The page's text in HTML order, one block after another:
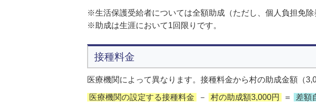
※生活保護受給者については全額助成（ただし、個人負担免除
※助成は生涯において1回限りです。
接種料金
医療機関によって異なります。接種料金から村の助成金額（
医療機関の設定する接種料金 － 村の助成額3,000円 ＝ 差額